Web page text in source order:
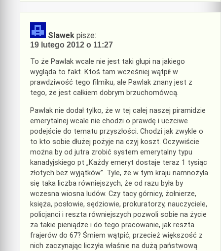
Slawek pisze:
19 lutego 2012 o 11:27
To że Pawlak wcale nie jest taki głupi na jakiego
wygląda to fakt. Ktoś tam wcześniej wątpił w
prawdziwość tego filmiku, ale Pawlak znany jest z
tego, że jest całkiem dobrym brzuchomówcą.
Pawlak nie dodał tylko, że w tej całej naszej piramidzie
emerytalnej wcale nie chodzi o prawdę i uczciwe
podejście do tematu przyszłości. Chodzi jak zwykle o
to kto sobie dłużej pożyje na czyj koszt. Oczywiście
można by od jutra zrobić system emerytalny typu
kanadyjskiego pt „Każdy emeryt dostaje teraz 1 tysiąc
złotych bez wyjątków”. Tyle, że w tym kraju namnożyła
się taka liczba równiejszych, że od razu była by
wczesna wiosna ludów. Czy tacy górnicy, żołnierze,
księża, posłowie, sędziowie, prokuratorzy, nauczyciele,
policjanci i reszta równiejszych pozwoli sobie na życie
za takie pieniądze i do tego pracowanie, jak reszta
frajerów do 67? Śmiem wątpić, przecież większość z
nich zaczynając liczyła właśnie na dużą państwową